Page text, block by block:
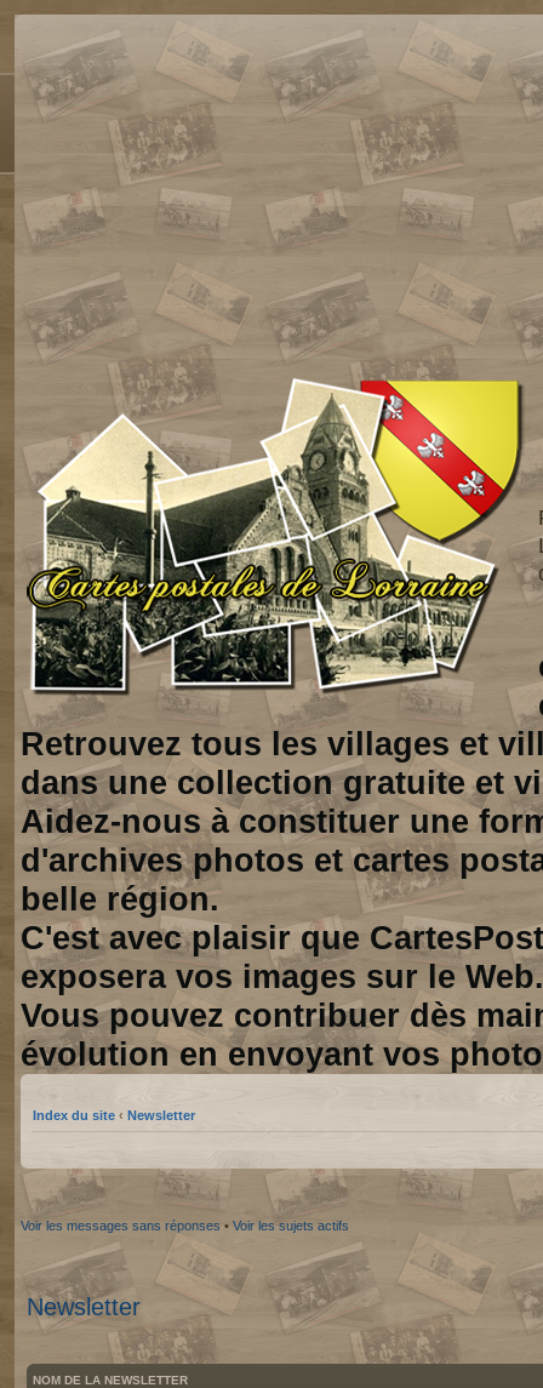
Retrouvez tous les villages et
dans une collection gratuite et
Aidez-nous à constituer une
d'archives photos et cartes
belle région.
C'est avec plaisir que
exposera vos images sur le Web.
Vous pouvez contribuer dès
évolution en envoyant vos
Index du site ‹ Newsletter
Voir les messages sans réponses • Voir les sujets actifs
Newsletter
NOM DE LA NEWSLETTER